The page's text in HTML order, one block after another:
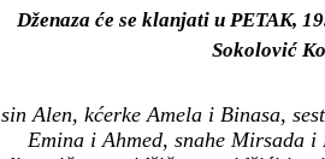
Dženaza će se klanjati u PETAK,
Sokolović
sin Alen, kćerke Amela i Binasa,
Emina i Ahmed, snahe Mirsada